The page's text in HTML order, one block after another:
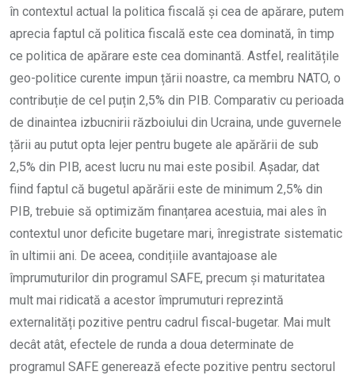
în contextul actual la politica fiscală și cea de apărare, putem
aprecia faptul că politica fiscală este cea dominată, în timp
ce politica de apărare este cea dominantă. Astfel, realitățile
geo-politice curente impun țării noastre, ca membru NATO, o
contribuție de cel puțin 2,5% din PIB. Comparativ cu perioada
de dinaintea izbucnirii războiului din Ucraina, unde guvernele
țării au putut opta lejer pentru bugete ale apărării de sub
2,5% din PIB, acest lucru nu mai este posibil. Așadar, dat
fiind faptul că bugetul apărării este de minimum 2,5% din
PIB, trebuie să optimizăm finanțarea acestuia, mai ales în
contextul unor deficite bugetare mari, înregistrate sistematic
în ultimii ani. De aceea, condițiile avantajoase ale
împrumuturilor din programul SAFE, precum și maturitatea
mult mai ridicată a acestor împrumuturi reprezintă
externalități pozitive pentru cadrul fiscal-bugetar. Mai mult
decât atât, efectele de runda a doua determinate de
programul SAFE generează efecte pozitive pentru sectorul